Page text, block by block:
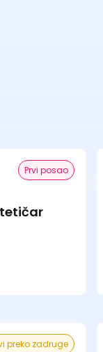
Prvi posao
preko zadruge